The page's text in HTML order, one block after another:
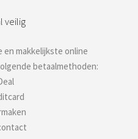
veilig
en makkelijkste online
betaalmethoden: